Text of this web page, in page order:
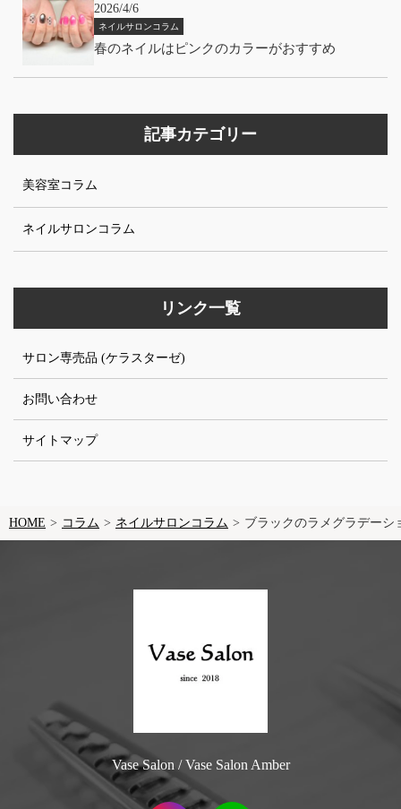
HOME コラム ネイルサロンコラム ブラックのラメグラデーシ
2026/4/6
ネイルサロンコラム
春のネイルはピンクのカラーがおすすめ
記事カテゴリー
美容室コラム
ネイルサロンコラム
リンク一覧
サロン専売品 (ケラスターゼ)
お問い合わせ
サイトマップ
Vase Salon / Vase Salon Amber